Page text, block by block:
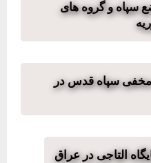
سپاه و گروه های
مخفی سپاه قدس در
التاجی در عراق